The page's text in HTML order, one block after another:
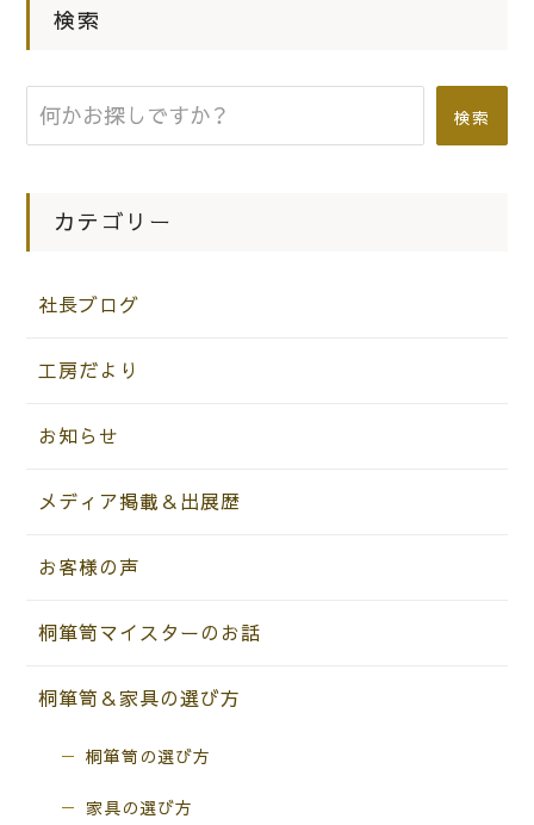
|
検索
検索
カテゴリー
社長ブログ
工房だより
お知らせ
メディア掲載＆出展歴
お客様の声
桐箪笥マイスターのお話
桐箪笥＆家具の選び方
桐箪笥の選び方
家具の選び方